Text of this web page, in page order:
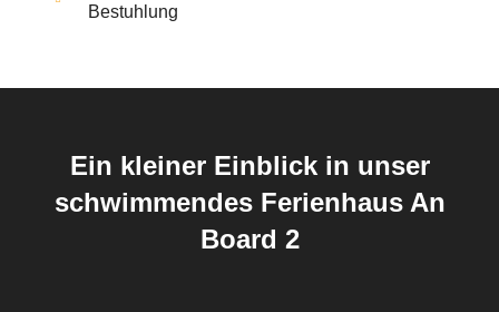
Bestuhlung
Ein kleiner Einblick in unser
schwimmendes Ferienhaus An
Board 2